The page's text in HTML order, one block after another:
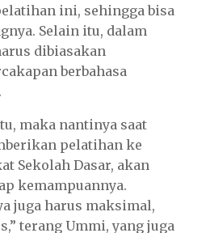
ini, sehingga bisa
Selain itu, dalam
dibiasakan
berbahasa
maka nantinya saat
pelatihan ke
Sekolah Dasar, akan
kemampuannya.
juga harus maksimal,
terang Ummi, yang juga